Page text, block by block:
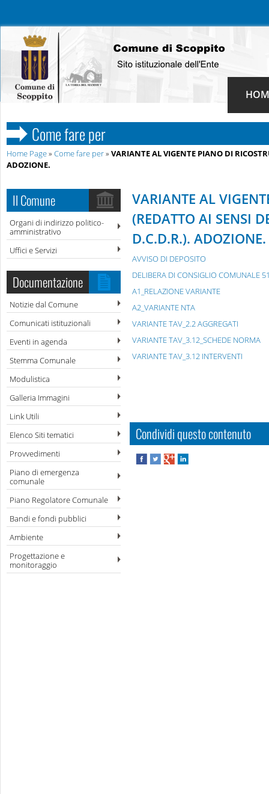
Come fare per
Home Page» Come fare per» VARIANTE AL VIGENTE PIANO DI
ADOZIONE.
Il Comune
Organi di indirizzo politico-
amministrativo
Uffici e Servizi
Documentazione
Notizie dal Comune
Comunicati istituzionali
Eventi in agenda
Stemma Comunale
Modulistica
Galleria Immagini
Link Utili
Elenco Siti tematici
Provvedimenti
Piano di emergenza
comunale
Piano Regolatore Comunale
Bandi e fondi pubblici
Ambiente
Progettazione e
monitoraggio
VARIANTE AL
(REDATTO AI SENSI
D.C.D.R.). ADOZIONE.
AVVISO DI DEPOSITO
DELIBERA DI CONSIGLIO COMUNALE
A1_RELAZIONE VARIANTE
A2_VARIANTE NTA
VARIANTE TAV_2.2 AGGREGATI
VARIANTE TAV_3.12_SCHEDE NORMA
VARIANTE TAV_3.12 INTERVENTI
Condividi questo contenuto